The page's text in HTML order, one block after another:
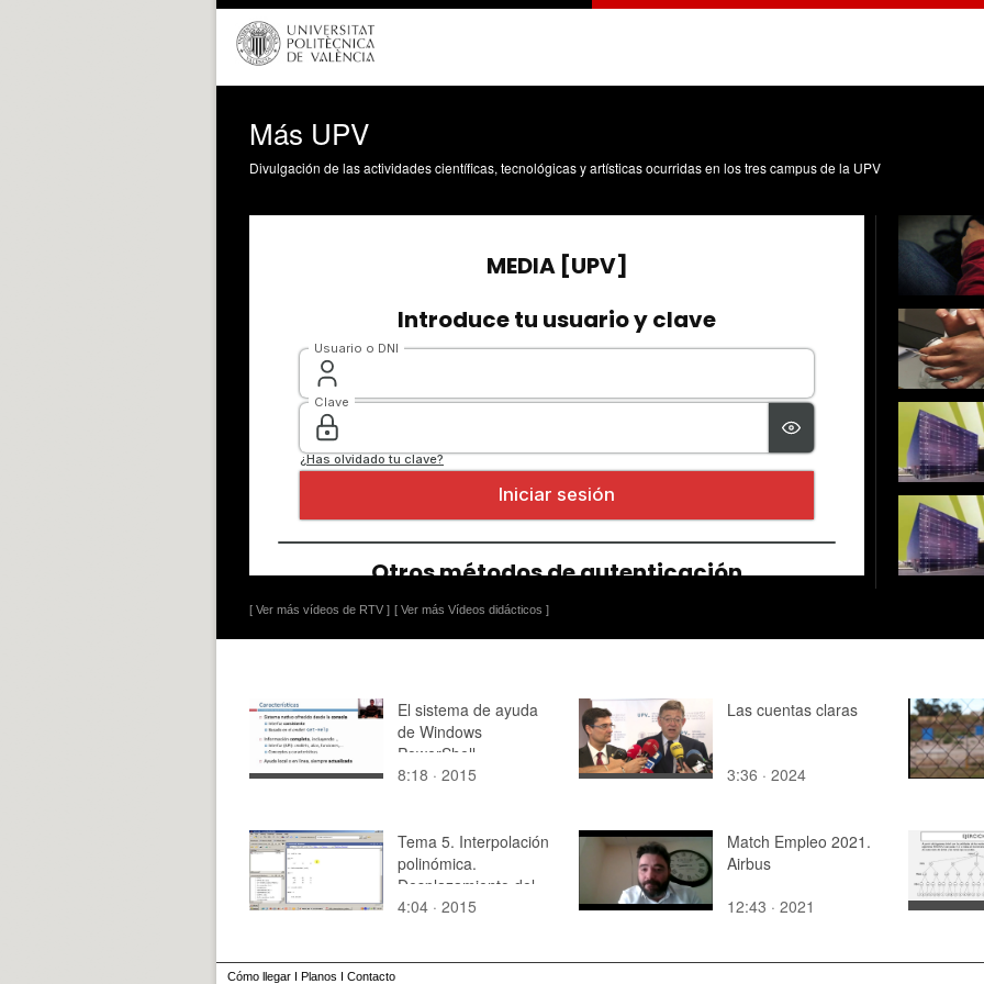
Más UPV
Divulgación de las actividades científicas, tecnológicas y artísticas ocurridas en los tres campus de la UPV
[ Ver más vídeos de RTV ] [ Ver más Vídeos didácticos ]
El sistema de ayuda
de Windows
PowerShell
8:18 · 2015
Las cuentas claras
3:36 · 2024
Tema 5. Interpolación
polinómica.
Desplazamiento del
origen.
4:04 · 2015
Match Empleo 2021.
Airbus
12:43 · 2021
Cómo llegar I Planos I Contacto